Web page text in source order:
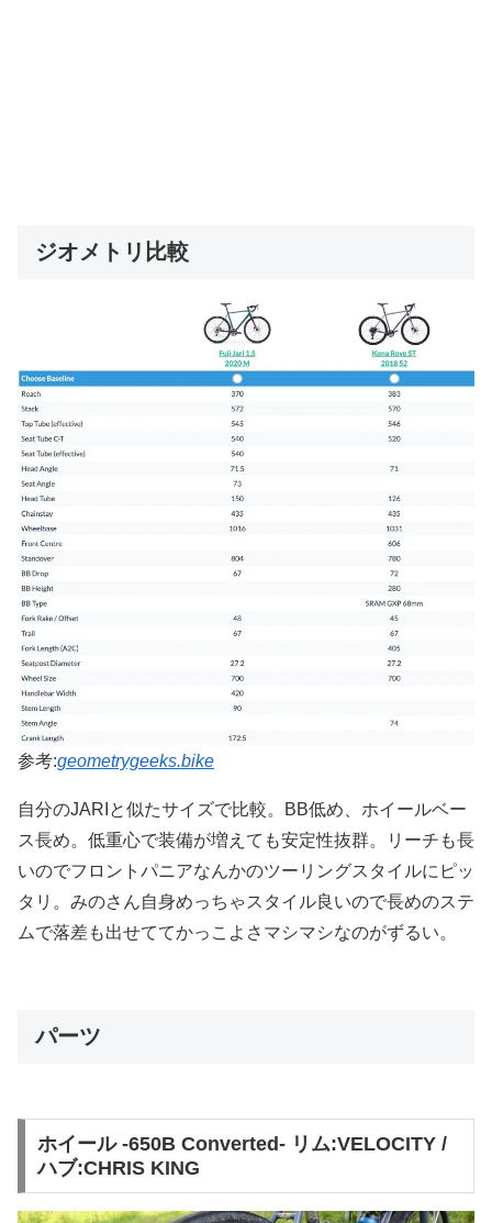
ジオメトリ比較
参考:geometrygeeks.bike
自分のJARIと似たサイズで比較。BB低め、ホイールベー
ス長め。低重心で装備が増えても安定性抜群。リーチも長
いのでフロントパニアなんかのツーリングスタイルにピッ
タリ。みのさん自身めっちゃスタイル良いので長めのステ
ムで落差も出せててかっこよさマシマシなのがずるい。
パーツ
ホイール -650B Converted- リム:VELOCITY /
ハブ:CHRIS KING